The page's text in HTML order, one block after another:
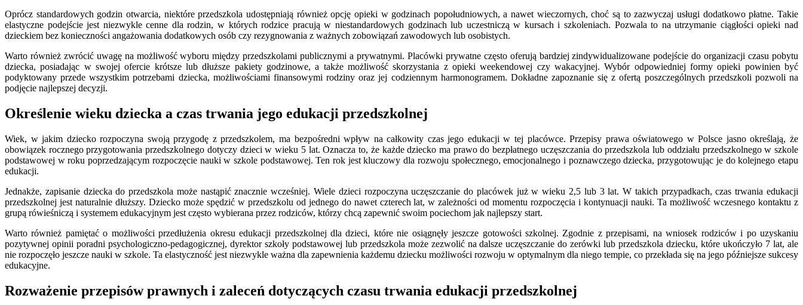
Oprócz standardowych godzin otwarcia, niektóre przedszkola udostępniają również opcję opieki w godzinach popołudniowych, a nawet wieczornych, choć są to zazwyczaj usługi dodatkowo płatne. Takie
elastyczne podejście jest niezwykle cenne dla rodzin, w których rodzice pracują w niestandardowych godzinach lub uczestniczą w kursach i szkoleniach. Pozwala to na utrzymanie ciągłości opieki nad
dzieckiem bez konieczności angażowania dodatkowych osób czy rezygnowania z ważnych zobowiązań zawodowych lub osobistych.
Warto również zwrócić uwagę na możliwość wyboru między przedszkolami publicznymi a prywatnymi. Placówki prywatne często oferują bardziej zindywidualizowane podejście do organizacji czasu pobytu
dziecka, posiadając w swojej ofercie krótsze lub dłuższe pakiety godzinowe, a także możliwość skorzystania z opieki weekendowej czy wakacyjnej. Wybór odpowiedniej formy opieki powinien być
podyktowany przede wszystkim potrzebami dziecka, możliwościami finansowymi rodziny oraz jej codziennym harmonogramem. Dokładne zapoznanie się z ofertą poszczególnych przedszkoli pozwoli na
podjęcie najlepszej decyzji.
Określenie wieku dziecka a czas trwania jego edukacji przedszkolnej
Wiek, w jakim dziecko rozpoczyna swoją przygodę z przedszkolem, ma bezpośredni wpływ na całkowity czas jego edukacji w tej placówce. Przepisy prawa oświatowego w Polsce jasno określają, że
obowiązek rocznego przygotowania przedszkolnego dotyczy dzieci w wieku 5 lat. Oznacza to, że każde dziecko ma prawo do bezpłatnego uczęszczania do przedszkola lub oddziału przedszkolnego w szkole
podstawowej w roku poprzedzającym rozpoczęcie nauki w szkole podstawowej. Ten rok jest kluczowy dla rozwoju społecznego, emocjonalnego i poznawczego dziecka, przygotowując je do kolejnego etapu
edukacji.
Jednakże, zapisanie dziecka do przedszkola może nastąpić znacznie wcześniej. Wiele dzieci rozpoczyna uczęszczanie do placówek już w wieku 2,5 lub 3 lat. W takich przypadkach, czas trwania edukacji
przedszkolnej jest naturalnie dłuższy. Dziecko może spędzić w przedszkolu od jednego do nawet czterech lat, w zależności od momentu rozpoczęcia i kontynuacji nauki. Ta możliwość wczesnego kontaktu z
grupą rówieśniczą i systemem edukacyjnym jest często wybierana przez rodziców, którzy chcą zapewnić swoim pociechom jak najlepszy start.
Warto również pamiętać o możliwości przedłużenia okresu edukacji przedszkolnej dla dzieci, które nie osiągnęły jeszcze gotowości szkolnej. Zgodnie z przepisami, na wniosek rodziców i po uzyskaniu
pozytywnej opinii poradni psychologiczno-pedagogicznej, dyrektor szkoły podstawowej lub przedszkola może zezwolić na dalsze uczęszczanie do zerówki lub przedszkola dziecku, które ukończyło 7 lat, ale
nie rozpoczęło jeszcze nauki w szkole. Ta elastyczność jest niezwykle ważna dla zapewnienia każdemu dziecku możliwości rozwoju w optymalnym dla niego tempie, co przekłada się na jego późniejsze sukcesy
edukacyjne.
Rozważenie przepisów prawnych i zaleceń dotyczących czasu trwania edukacji przedszkolnej